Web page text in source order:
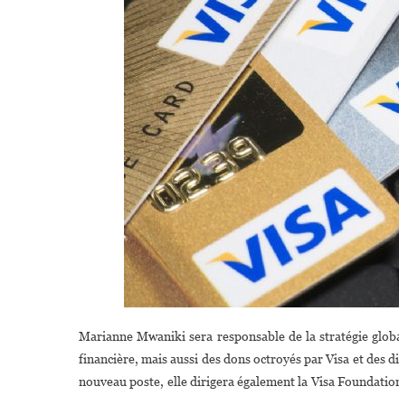
Marianne Mwaniki sera responsable de la stratégie
financière, mais aussi des dons octroyés par Visa et des
nouveau poste, elle dirigera également la Visa